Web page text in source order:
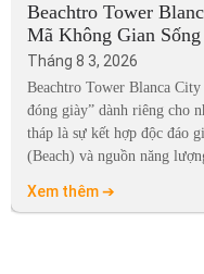
Beachtro Tower
Mã Không Gian
Tháng 8 3, 2026
Beachtro Tower Blanca
đóng giày” dành riêng cho
tháp là sự kết hợp độc đáo
(Beach) và nguồn năng
Xem thêm ➔